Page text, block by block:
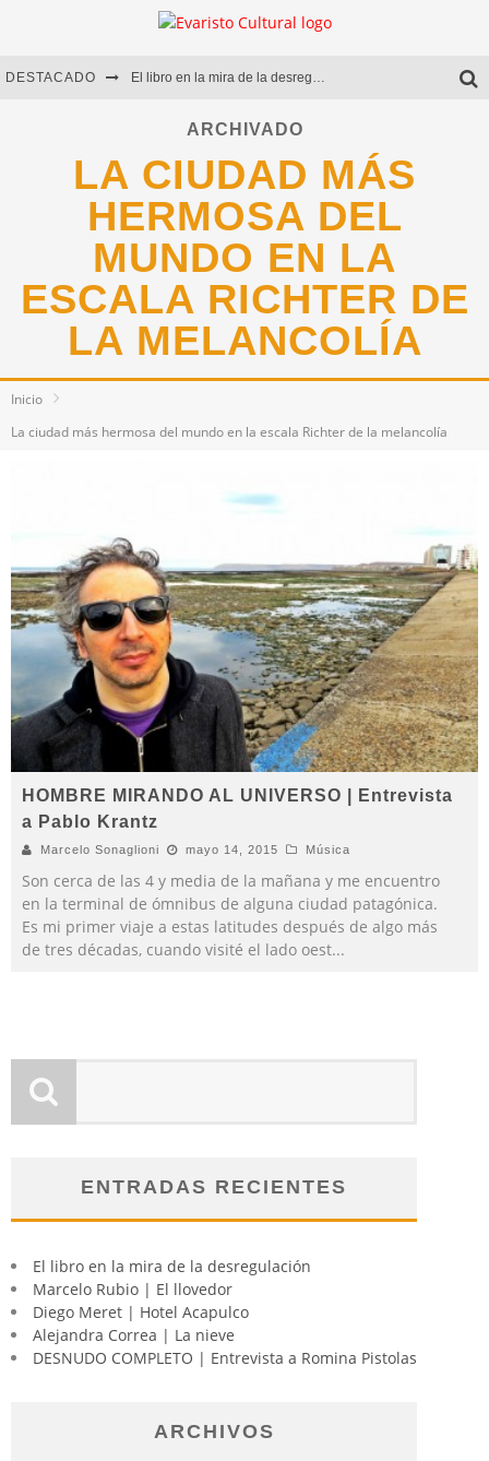
DESTACADO El libro en la mira de la desregulación
Marcelo Rubio | El llovedor
Diego Meret | Hotel Acapulco
Alejandra Correa | La nieve
ARCHIVADO
LA CIUDAD MÁS
HERMOSA DEL
MUNDO EN LA
ESCALA RICHTER DE
LA MELANCOLÍA
Inicio
La ciudad más hermosa del mundo en la escala Richter de la melancolía
HOMBRE MIRANDO AL UNIVERSO | Entrevista
a Pablo Krantz
Marcelo Sonaglioni mayo 14, 2015 Música
Son cerca de las 4 y media de la mañana y me encuentro
en la terminal de ómnibus de alguna ciudad patagónica.
Es mi primer viaje a estas latitudes después de algo más
de tres décadas, cuando visité el lado oest...
ENTRADAS RECIENTES
El libro en la mira de la desregulación
Marcelo Rubio | El llovedor
Diego Meret | Hotel Acapulco
Alejandra Correa | La nieve
DESNUDO COMPLETO | Entrevista a Romina Pistolas
ARCHIVOS